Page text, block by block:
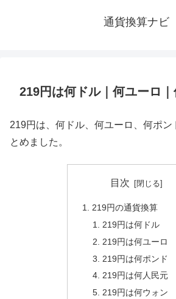
通貨換算ナビ
219円は何ドル｜何ユーロ
219円は、何ドル、何ユーロ、何ポン
とめました。
目次
219円の通貨換算
219円は何ドル
219円は何ユーロ
219円は何ポンド
219円は何人民元
219円は何ウォン